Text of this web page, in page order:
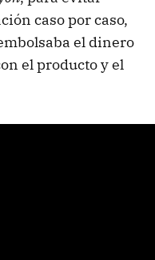
caso por caso,
el dinero
el producto y el